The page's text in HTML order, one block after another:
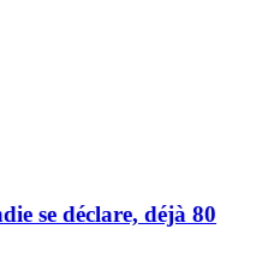
se déclare, déjà 80